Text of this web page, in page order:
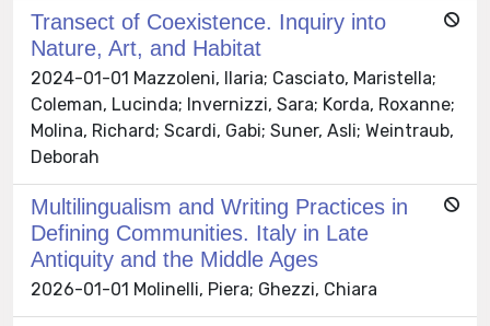
Transect of Coexistence. Inquiry into
Nature, Art, and Habitat
2024-01-01 Mazzoleni, Ilaria; Casciato, Maristella;
Coleman, Lucinda; Invernizzi, Sara; Korda, Roxanne;
Molina, Richard; Scardi, Gabi; Suner, Asli; Weintraub,
Deborah
Multilingualism and Writing Practices in
Defining Communities. Italy in Late
Antiquity and the Middle Ages
2026-01-01 Molinelli, Piera; Ghezzi, Chiara